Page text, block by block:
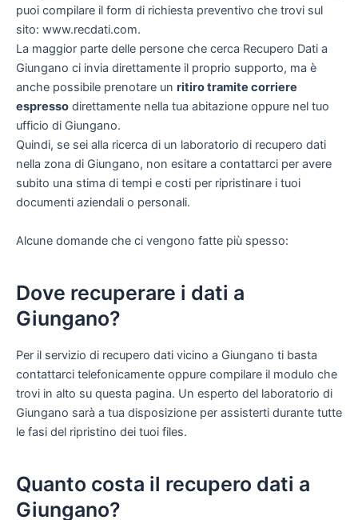
puoi compilare il form di richiesta preventivo che trovi sul
sito: www.recdati.com.
La maggior parte delle persone che cerca Recupero Dati a
Giungano ci invia direttamente il proprio supporto, ma è
anche possibile prenotare un ritiro tramite corriere
espresso direttamente nella tua abitazione oppure nel tuo
ufficio di Giungano.
Quindi, se sei alla ricerca di un laboratorio di recupero dati
nella zona di Giungano, non esitare a contattarci per avere
subito una stima di tempi e costi per ripristinare i tuoi
documenti aziendali o personali.
Alcune domande che ci vengono fatte più spesso:
Dove recuperare i dati a
Giungano?
Per il servizio di recupero dati vicino a Giungano ti basta
contattarci telefonicamente oppure compilare il modulo che
trovi in alto su questa pagina. Un esperto del laboratorio di
Giungano sarà a tua disposizione per assisterti durante tutte
le fasi del ripristino dei tuoi files.
Quanto costa il recupero dati a
Giungano?